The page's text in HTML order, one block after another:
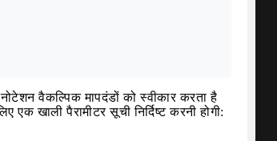
वैकल्पिक मापदंडों को स्वीकार करता है
खाली पैरामीटर सूची निर्दिष्ट करनी होगी: